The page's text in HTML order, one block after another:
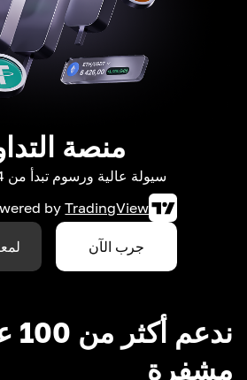
منصة
سيولة عالية ورسوم تبدأ من 0.04% فقط
by TradingView
جرب الآن
مشفرة